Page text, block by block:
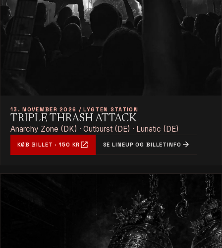
13. NOVEMBER 2026 / LYGTEN STATION
TRIPLE THRASH ATTACK
Anarchy Zone (DK) · Outburst (DE) · Lunatic (DE)
KØB BILLET · 150 KR open_in_new SE LINEUP OG BILLETINFO arrow_forward